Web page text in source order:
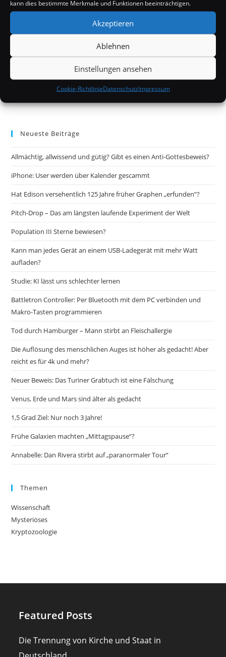
kann dies bestimmte Merkmale und Funktionen beeinträchtigen.
Akzeptieren
Ablehnen
Einstellungen ansehen
Cookie-RichtlinieDatenschutzImpressum
Neueste Beiträge
Allmächtig, allwissend und gütig? Gibt es einen Anti-Gottesbeweis?
iPhone: User werden über Kalender gescammt
Hat Edison versehentlich 125 Jahre früher Graphen „erfunden“?
Pitch-Drop – Das am längsten laufende Experiment der Welt
Population III Sterne bewiesen?
Kann man jedes Gerät an einem USB-Ladegerät mit mehr Watt
aufladen?
Studie: KI lässt uns schlechter lernen
Battletron Controller: Per Bluetooth mit dem PC verbinden und
Makro-Tasten programmieren
Tod durch Hamburger – Mann stirbt an Fleischallergie
Die Auflösung des menschlichen Auges ist höher als gedacht! Aber
reicht es für 4k und mehr?
Neuer Beweis: Das Turiner Grabtuch ist eine Fälschung
Venus, Erde und Mars sind älter als gedacht
1,5 Grad Ziel: Nur noch 3 Jahre!
Frühe Galaxien machten „Mittagspause“?
Annabelle: Dan Rivera stirbt auf „paranormaler Tour“
Themen
Wissenschaft
Mysteriöses
Kryptozoologie
Featured Posts
Die Trennung von Kirche und Staat in